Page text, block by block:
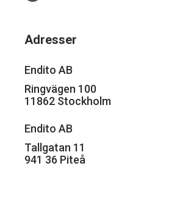
Adresser
Endito AB
Ringvägen 100
11862 Stockholm
Endito AB
Tallgatan 11
941 36 Piteå